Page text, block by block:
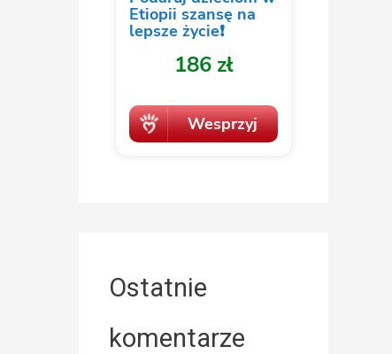
Ostatnie
komentarze